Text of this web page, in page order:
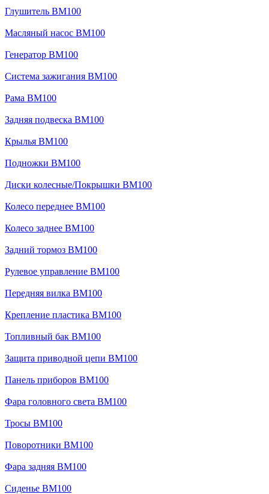
Глушитель BM100
Масляный насос BM100
Генератор BM100
Система зажигания BM100
Рама BM100
Задняя подвеска BM100
Крылья BM100
Подножки BM100
Диски колесные/Покрышки BM100
Колесо переднее BM100
Колесо заднее BM100
Задний тормоз BM100
Рулевое управление BM100
Передняя вилка BM100
Крепление пластика BM100
Топливный бак BM100
Защита приводной цепи BM100
Панель приборов BM100
Фара головного света BM100
Тросы BM100
Поворотники BM100
Фара задняя BM100
Сиденье BM100